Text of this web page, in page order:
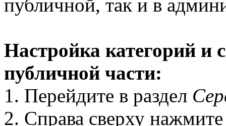
публичной, так и в
Настройка категорий и
публичной части:
1. Перейдите в раздел
2. Справа сверху